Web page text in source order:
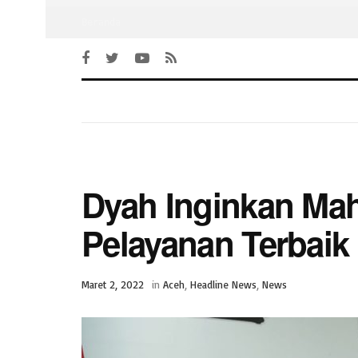
Dyah Inginkan
Pelayanan
Maret 2, 2022 in Aceh Headline News News